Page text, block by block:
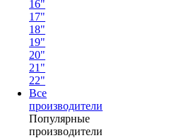
16"
17"
18"
19"
20"
21"
22"
Все
производители
Популярные
производители